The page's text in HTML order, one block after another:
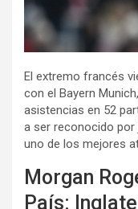
El extremo francés
con el Bayern
asistencias en 52
a ser reconocido por
uno de los mejores
Morgan
País: